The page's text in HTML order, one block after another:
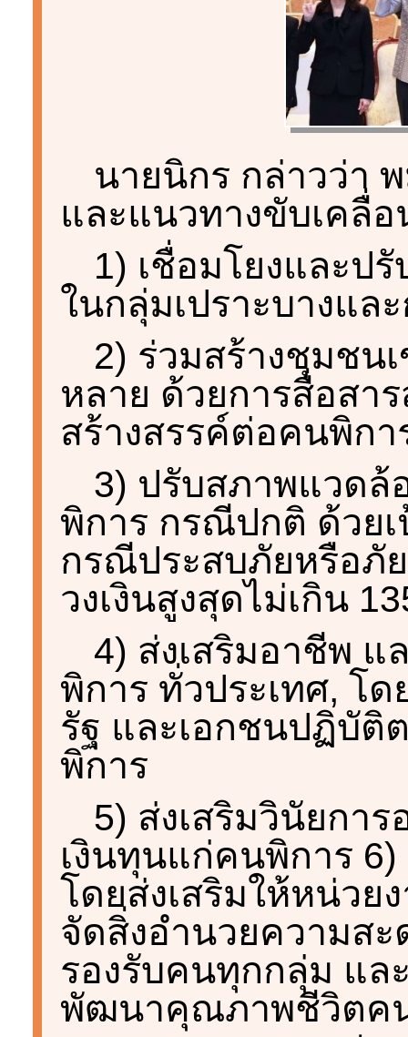
นายนิกร กล่าวว่า
และแนวทางขับเคลื่
1) เชื่อมโยงและป
ในกลุ่มเปราะบางแล
2) ร่วมสร้างชุมชน
หลาย ด้วยการสื่อสา
สร้างสรรค์ต่อคนพิก
3) ปรับสภาพแวด
พิการ กรณีปกติ ด้วย
กรณีประสบภัยหรือภั
วงเงินสูงสุดไม่เกิน
4) ส่งเสริมอาชีพ
พิการ ทั่วประเทศ, โ
รัฐ และเอกชนปฏิบัติ
พิการ
5) ส่งเสริมวินัยกา
เงินทุนแก่คนพิการ 6)
โดยส่งเสริมให้หน่วย
จัดสิ่งอำนวยความส
รองรับคนทุกกลุ่ม แล
พัฒนาคุณภาพชีวิตค